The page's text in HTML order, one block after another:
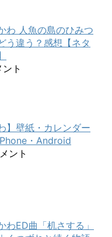
わ 人魚の島のひみつ
う違う？感想【ネタ
ト
】壁紙・カレンダー
・Android
ント
わED曲「机さする」